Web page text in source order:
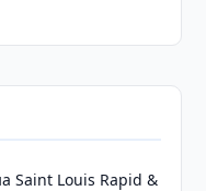
Saint Louis Rapid &